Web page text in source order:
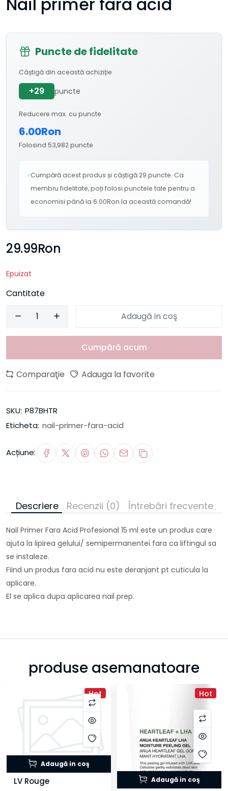
Puncte de fidelitate
Câștigă din această achiziție
+29 puncte
Reducere max. cu puncte
6.00Ron
Folosind 53,982 puncte
Cumpără acest produs și câștigă 29 puncte. Ca
membru fidelitate, poți folosi punctele tale pentru a
economisi până la 6.00Ron la această comandă!
29.99Ron
Epuizat
Cantitate
Adaugă in coş
Cumpără acum
Comparaţie Adauga la favorite
SKU: P87BHTR
Eticheta: nail-primer-fara-acid
Acțiune:
Descriere Recenzii (0) Întrebări frecvente
Nail Primer Fara Acid Profesional 15 ml este un produs care
ajuta la lipirea gelului/ semipermanentei fara ca liftingul sa
se instaleze.
Fiind un produs fara acid nu este deranjant pt cuticula la
aplicare.
El se aplica dupa aplicarea nail prep.
produse asemanatoare
Hot
Adaugă in coş
LV Rouge
Hot
Adaugă in coş